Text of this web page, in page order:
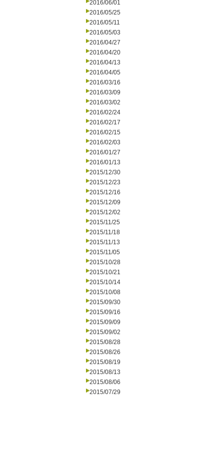
2016/06/01
2016/05/25
2016/05/11
2016/05/03
2016/04/27
2016/04/20
2016/04/13
2016/04/05
2016/03/16
2016/03/09
2016/03/02
2016/02/24
2016/02/17
2016/02/15
2016/02/03
2016/01/27
2016/01/13
2015/12/30
2015/12/23
2015/12/16
2015/12/09
2015/12/02
2015/11/25
2015/11/18
2015/11/13
2015/11/05
2015/10/28
2015/10/21
2015/10/14
2015/10/08
2015/09/30
2015/09/16
2015/09/09
2015/09/02
2015/08/28
2015/08/26
2015/08/19
2015/08/13
2015/08/06
2015/07/29